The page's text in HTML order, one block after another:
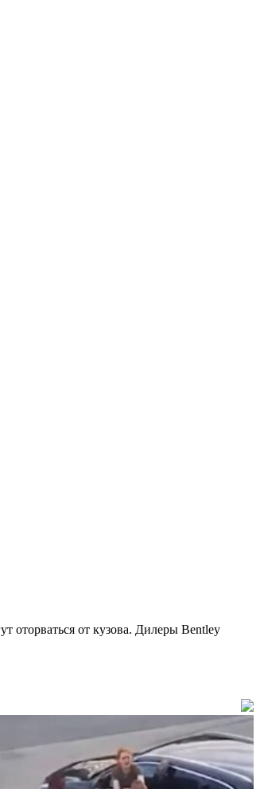
оторваться от кузова. Дилеры Bentley